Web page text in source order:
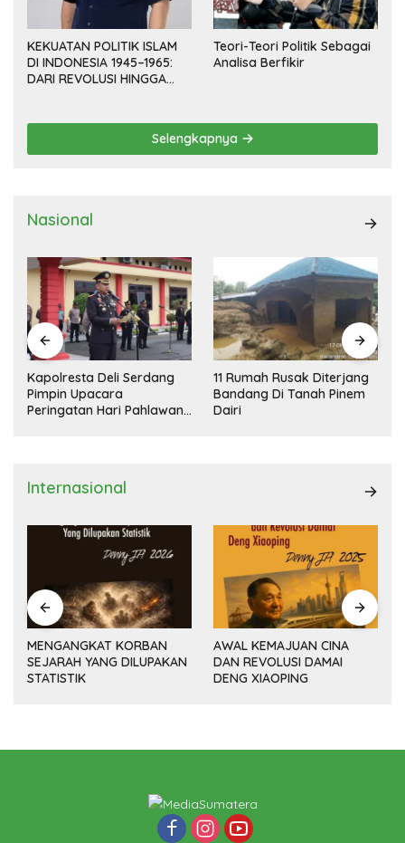
KEKUATAN POLITIK ISLAM
DI INDONESIA 1945–1965:
DARI REVOLUSI HINGGA
Teori-Teori Politik Sebagai
Analisa Berfikir
Selengkapnya
Nasional
Kapolresta Deli Serdang
Pimpin Upacara
Peringatan Hari Pahlawan
11 Rumah Rusak Diterjang
Bandang Di Tanah Pinem
Dairi
Internasional
MENGANGKAT KORBAN
SEJARAH YANG DILUPAKAN
STATISTIK
AWAL KEMAJUAN CINA
DAN REVOLUSI DAMAI
DENG XIAOPING